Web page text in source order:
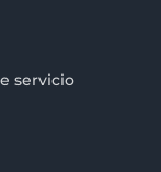
servicio